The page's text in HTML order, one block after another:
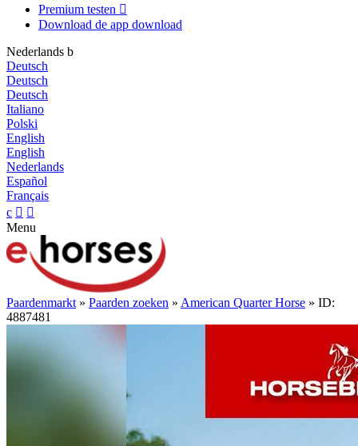
Premium testen 
Download de app download
Nederlands b
Deutsch
Deutsch
Deutsch
Italiano
Polski
English
English
Nederlands
Español
Français
c  
Menu
Paardenmarkt » Paarden zoeken » American Quarter Horse » ID:
4887481